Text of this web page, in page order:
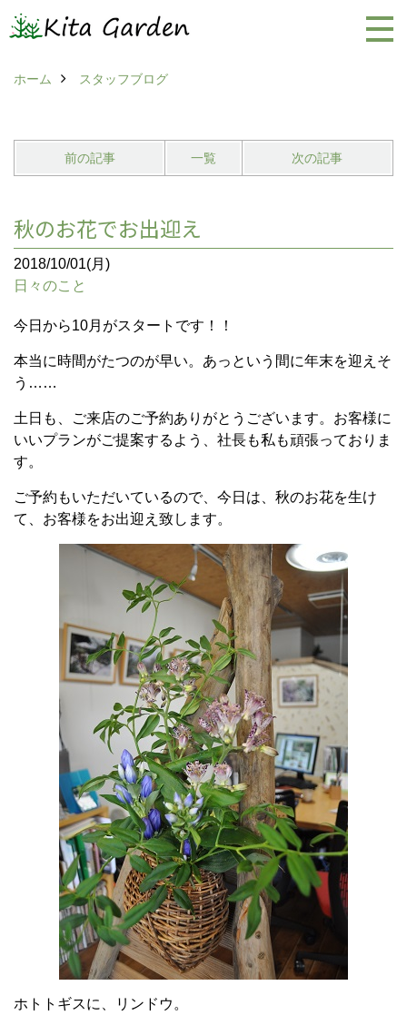
ホーム スタッフブログ
前の記事 一覧 次の記事
秋のお花でお出迎え
2018/10/01(月)
日々のこと
今日から10月がスタートです！！
本当に時間がたつのが早い。あっという間に年末を迎えそ
う……
土日も、ご来店のご予約ありがとうございます。お客様に
いいプランがご提案するよう、社長も私も頑張っておりま
す。
ご予約もいただいているので、今日は、秋のお花を生け
て、お客様をお出迎え致します。
ホトトギスに、リンドウ。